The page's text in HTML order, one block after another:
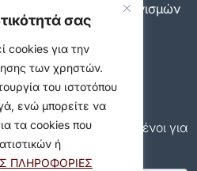
σας
cookies για την
των χρηστών.
του ιστοτόπου
ενώ μπορείτε να
τα cookies που
ή
ΠΛΗΡΟΦΟΡΙΕΣ
cookies και των μηχανισμών
στο δωρεάν
πάντα ενημερωμένοι για
δήμο μας!